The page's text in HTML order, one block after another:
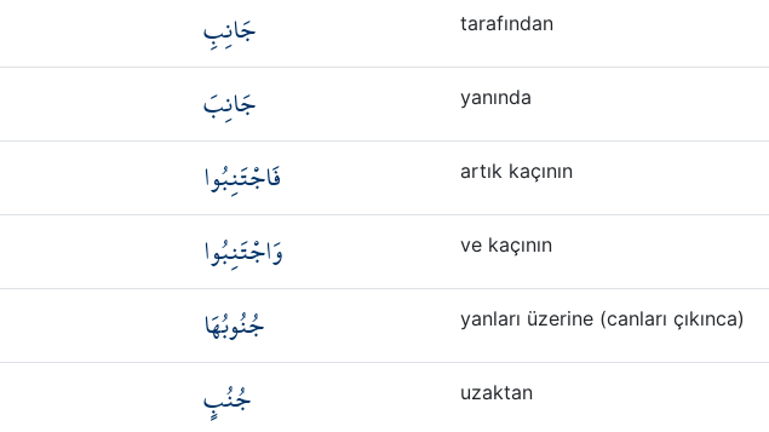
جَانِبِ tarafından
جَانِبَ yanında
فَاجْتَنِبُوا artık kaçının
وَاجْتَنِبُوا ve kaçının
جُنُوبُهَا yanları üzerine (canları çıkınca)
جُنُبٍ uzaktan